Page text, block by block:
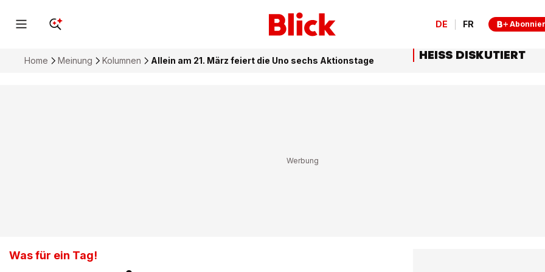
DE FR
Home Meinung Kolumnen Allein am 21. März feiert die Uno sechs Aktionstage
Was für ein Tag!
HEISS DISKUTIERT